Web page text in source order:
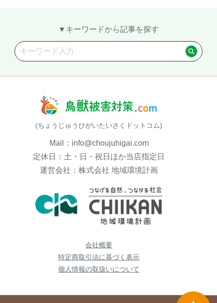
▼キーワードから記事を探す
(ちょうじゅうひがいたいさくドットコム)
Mail：info@choujuhigai.com
定休日：土・日・祝日ほか当店指定日
運営会社：株式会社 地域環境計画
会社概要
特定商取引法に基づく表示
個人情報の取扱いについて